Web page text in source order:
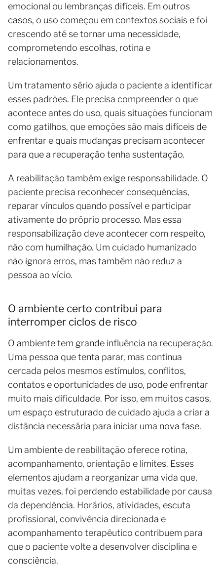
emocional ou lembranças difíceis. Em outros
casos, o uso começou em contextos sociais e foi
crescendo até se tornar uma necessidade,
comprometendo escolhas, rotina e
relacionamentos.
Um tratamento sério ajuda o paciente a identificar
esses padrões. Ele precisa compreender o que
acontece antes do uso, quais situações funcionam
como gatilhos, que emoções são mais difíceis de
enfrentar e quais mudanças precisam acontecer
para que a recuperação tenha sustentação.
A reabilitação também exige responsabilidade. O
paciente precisa reconhecer consequências,
reparar vínculos quando possível e participar
ativamente do próprio processo. Mas essa
responsabilização deve acontecer com respeito,
não com humilhação. Um cuidado humanizado
não ignora erros, mas também não reduz a
pessoa ao vício.
O ambiente certo contribui para
interromper ciclos de risco
O ambiente tem grande influência na recuperação.
Uma pessoa que tenta parar, mas continua
cercada pelos mesmos estímulos, conflitos,
contatos e oportunidades de uso, pode enfrentar
muito mais dificuldade. Por isso, em muitos casos,
um espaço estruturado de cuidado ajuda a criar a
distância necessária para iniciar uma nova fase.
Um ambiente de reabilitação oferece rotina,
acompanhamento, orientação e limites. Esses
elementos ajudam a reorganizar uma vida que,
muitas vezes, foi perdendo estabilidade por causa
da dependência. Horários, atividades, escuta
profissional, convivência direcionada e
acompanhamento terapêutico contribuem para
que o paciente volte a desenvolver disciplina e
consciência.